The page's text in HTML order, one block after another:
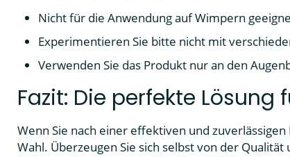
Nicht für die Anwendung auf Wimpern
Experimentieren Sie bitte nicht mit
Verwenden Sie das Produkt nur an den
Fazit: Die perfekte
Wenn Sie nach einer effektiven und
Wahl. Überzeugen Sie sich selbst von der